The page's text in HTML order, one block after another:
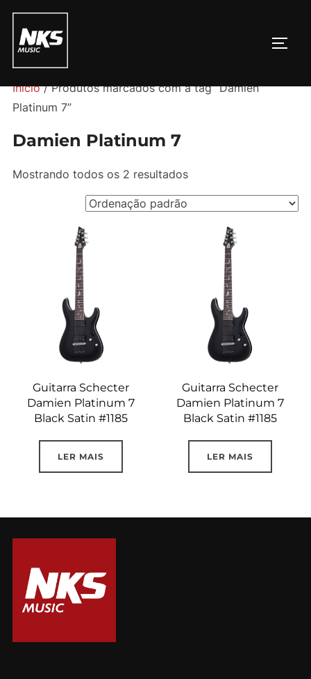
Pular
para
conteúdo
Início/ Produtos marcados com a tag “Damien
Platinum 7”
Damien Platinum 7
Mostrando todos os 2 resultados
Guitarra Schecter
Damien Platinum 7
Black Satin #1185
LER MAIS
Guitarra Schecter
Damien Platinum 7
Black Satin #1185
LER MAIS